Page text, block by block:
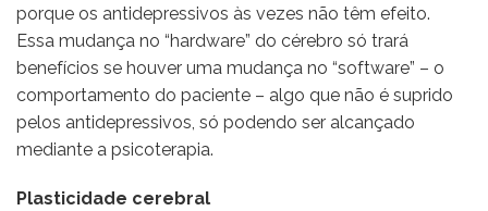
porque os antidepressivos às vezes não têm efeito.
Essa mudança no “hardware” do cérebro só trará
benefícios se houver uma mudança no “software” – o
comportamento do paciente – algo que não é suprido
pelos antidepressivos, só podendo ser alcançado
mediante a psicoterapia.
Plasticidade cerebral